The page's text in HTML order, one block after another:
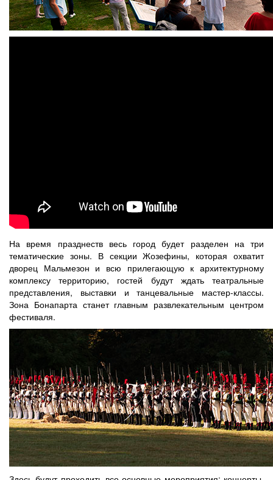
На время празднеств весь город будет разделен на три
тематические зоны. В секции Жозефины, которая охватит
дворец Мальмезон и всю прилегающую к архитектурному
комплексу территорию, гостей будут ждать театральные
представления, выставки и танцевальные мастер-классы.
Зона Бонапарта станет главным развлекательным центром
фестиваля.